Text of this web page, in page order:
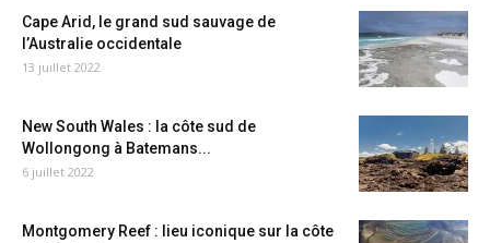
Cape Arid, le grand sud sauvage de
l’Australie occidentale
13 juillet 2022
New South Wales : la côte sud de
Wollongong à Batemans...
6 juillet 2022
Montgomery Reef : lieu iconique sur la côte